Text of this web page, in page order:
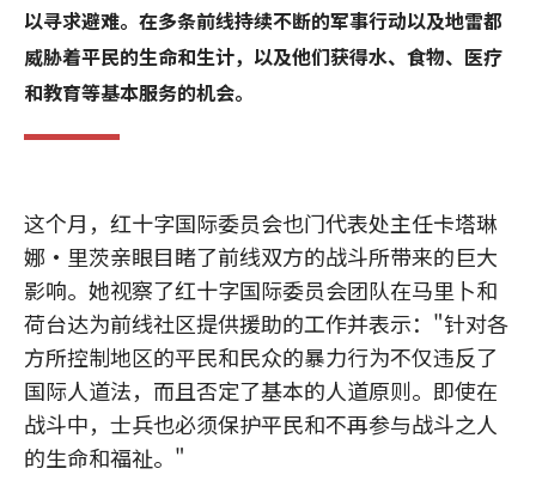
以寻求避难。在多条前线持续不断的军事行动以及地雷都
威胁着平民的生命和生计，以及他们获得水、食物、医疗
和教育等基本服务的机会。
这个月，红十字国际委员会也门代表处主任卡塔琳
娜•里茨亲眼目睹了前线双方的战斗所带来的巨大
影响。她视察了红十字国际委员会团队在马里卜和
荷台达为前线社区提供援助的工作并表示："针对各
方所控制地区的平民和民众的暴力行为不仅违反了
国际人道法，而且否定了基本的人道原则。即使在
战斗中，士兵也必须保护平民和不再参与战斗之人
的生命和福祉。"